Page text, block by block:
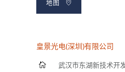
地图
皇景光电(深圳)有限公司
武汉市东湖新技术开